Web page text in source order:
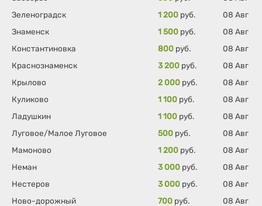
Зеленоградск
1 200 руб.
08 Авг
Знаменск
1 500 руб.
08 Авг
Константиновка
800 руб.
08 Авг
Краснознаменск
3 200 руб.
08 Авг
Крылово
2 000 руб.
08 Авг
Куликово
1 100 руб.
08 Авг
Ладушкин
1 100 руб.
08 Авг
Луговое/Малое Луговое
500 руб.
08 Авг
Мамоново
1 200 руб.
08 Авг
Неман
3 000 руб.
08 Авг
Нестеров
3 000 руб.
08 Авг
Ново-дорожный
700 руб.
08 Авг